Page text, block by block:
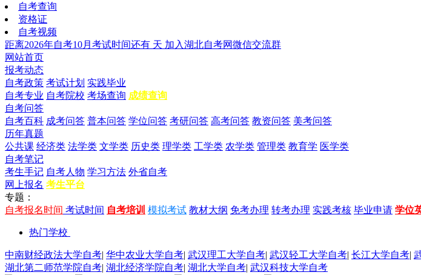
自考查询
资格证
自考视频
距离2026年自考10月考试时间还有 天 加入湖北自考网微信交流群
网站首页
报考动态
自考政策 考试计划 实践毕业
自考专业 自考院校 考场查询 成绩查询
自考问答
自考百科 成考问答 普本问答 学位问答 考研问答 高考问答 教资问答 美考问答
历年真题
公共课 经济类 法学类 文学类 历史类 理学类 工学类 农学类 管理类 教育学 医学类
自考笔记
考生手记 自考人物 学习方法 外省自考
网上报名 考生平台
专题：
自考报名时间 考试时间 自考培训 模拟考试 教材大纲 免考办理 转考办理 实践考核 毕业申请 学位
热门学校
中南财经政法大学自考| 华中农业大学自考| 武汉理工大学自考| 武汉轻工大学自考| 长江大学自考|
湖北第二师范学院自考| 湖北经济学院自考| 湖北大学自考| 武汉科技大学自考